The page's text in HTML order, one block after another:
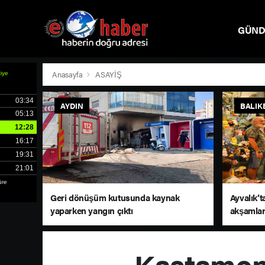
Anasayfa ASAYİŞ
AYDIN
Geri dönüşüm kutusunda kaynak
yaparken yangın çıktı